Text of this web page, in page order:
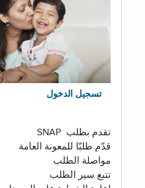
تسجيل الدخول
تقدم بطلب SNAP
قدّم طلبّا للمعونة العامة
مواصلة الطلب
تتبع سير الطلب